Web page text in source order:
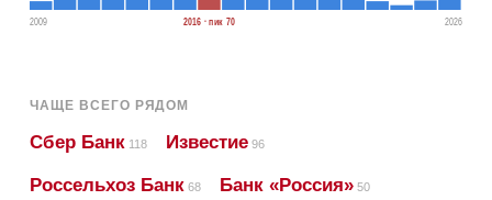
2009 2016 · пик 70 2026
ЧАЩЕ ВСЕГО РЯДОМ
Сбер Банк 118 Известие 96
Россельхоз Банк 68 Банк «Россия» 50